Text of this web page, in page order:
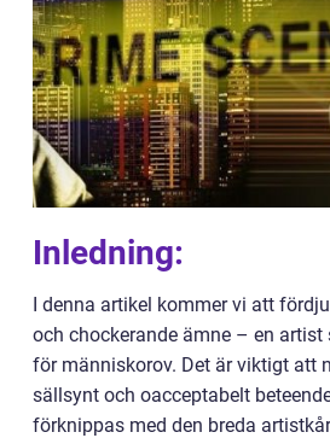
Inledning:
I denna artikel kommer vi att
och chockerande ämne – en
för människorov. Det är viktigt att
sällsynt och oacceptabelt
förknippas med den breda